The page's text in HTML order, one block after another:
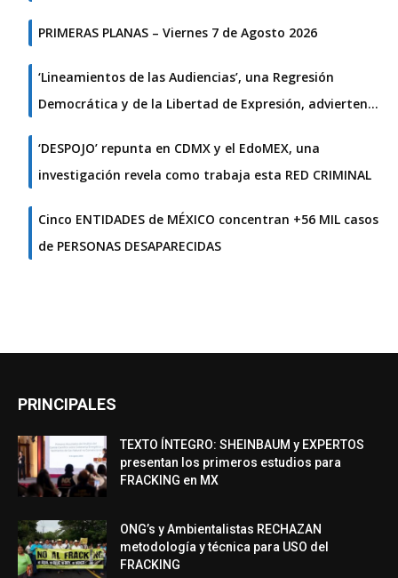
PRIMERAS PLANAS – Viernes 7 de Agosto 2026
‘Lineamientos de las Audiencias’, una Regresión
Democrática y de la Libertad de Expresión, advierten…
‘DESPOJO’ repunta en CDMX y el EdoMEX, una
investigación revela como trabaja esta RED CRIMINAL
Cinco ENTIDADES de MÉXICO concentran +56 MIL casos
de PERSONAS DESAPARECIDAS
PRINCIPALES
TEXTO ÍNTEGRO: SHEINBAUM y EXPERTOS
presentan los primeros estudios para
FRACKING en MX
ONG’s y Ambientalistas RECHAZAN
metodología y técnica para USO del
FRACKING